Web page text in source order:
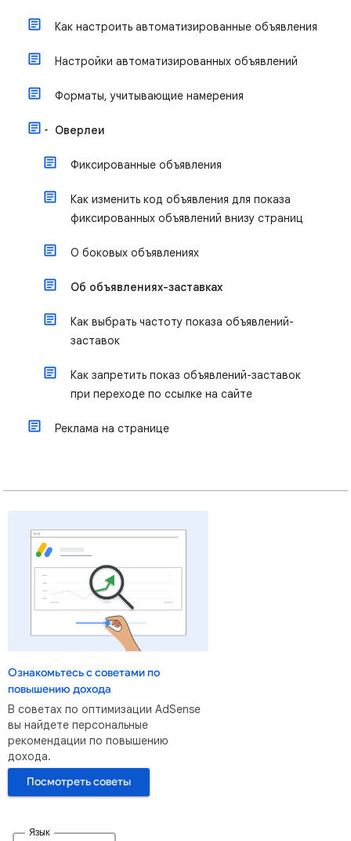
Как настроить автоматизированные объявления
Настройки автоматизированных объявлений
Форматы, учитывающие намерения
Оверлеи
Фиксированные объявления
Как изменить код объявления для показа
фиксированных объявлений внизу страниц
О боковых объявлениях
Об объявлениях-заставках
Как выбрать частоту показа объявлений-
заставок
Как запретить показ объявлений-заставок
при переходе по ссылке на сайте
Реклама на странице
Ознакомьтесь с советами по
повышению дохода
В советах по оптимизации AdSense
вы найдете персональные
рекомендации по повышению
дохода.
Посмотреть советы
Язык